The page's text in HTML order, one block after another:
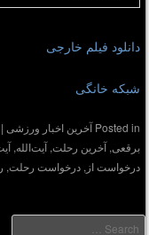
دانلود فیلم خارجی
شبکه خانگی
Posted inآخرین اخبار ورزشی |
برقعی,آخرین رحلت,آیت‌الله,
درخواست از, درخواست رحلت,